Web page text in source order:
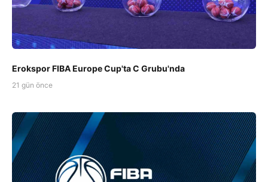
Erokspor FIBA Europe Cup'ta C Grubu'nda
21 gün önce